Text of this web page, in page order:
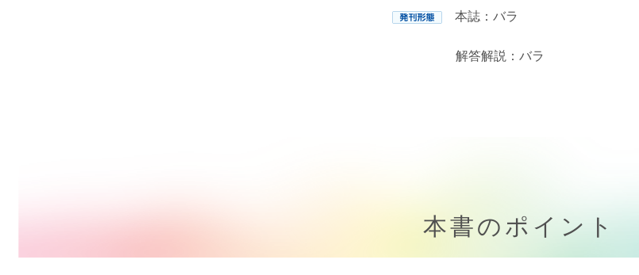
本誌：バラ
解答解説：バラ
本書のポイント